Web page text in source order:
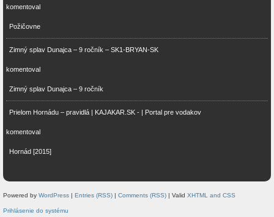
komentoval
Požičovne
Zimný splav Dunajca – 9 ročník – SK1-BRYAN-SK
komentoval
Zimný splav Dunajca – 9 ročník
Prielom Hornádu – pravidlá | KAJAKAR.SK - | Portal pre vodakov
komentoval
Hornád [2015]
Powered by WordPress | Entries (RSS) | Comments (RSS) | Valid XHTML and CSS
Prihlásenie do systému